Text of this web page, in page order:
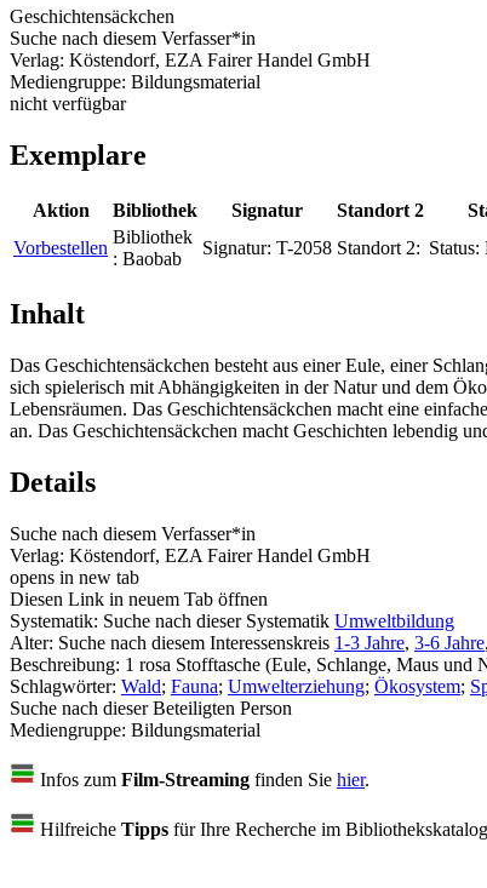
Geschichtensäckchen
Suche nach diesem Verfasser*in
Verlag: Köstendorf, EZA Fairer Handel GmbH
Mediengruppe: Bildungsmaterial
nicht verfügbar
Exemplare
Aktion Bibliothek Signatur Standort 2
Vorbestellen
Bibliothek
: Baobab
Signatur: T-2058 Standort 2: Status:
Inhalt
Das Geschichtensäckchen besteht aus einer Eule, einer
sich spielerisch mit Abhängigkeiten in der Natur und dem
Lebensräumen. Das Geschichtensäckchen macht eine
an. Das Geschichtensäckchen macht Geschichten lebendig
Details
Suche nach diesem Verfasser*in
Verlag: Köstendorf, EZA Fairer Handel GmbH
opens in new tab
Diesen Link in neuem Tab öffnen
Systematik: Suche nach dieser Systematik Umweltbildung
Alter: Suche nach diesem Interessenskreis 1-3 Jahre, 3-6 Jahre,
Beschreibung: 1 rosa Stofftasche (Eule, Schlange, Maus und
Schlagwörter: Wald; Fauna; Umwelterziehung; Ökosystem;
Suche nach dieser Beteiligten Person
Mediengruppe: Bildungsmaterial
Infos zum Film-Streaming finden Sie hier.
Hilfreiche Tipps für Ihre Recherche im